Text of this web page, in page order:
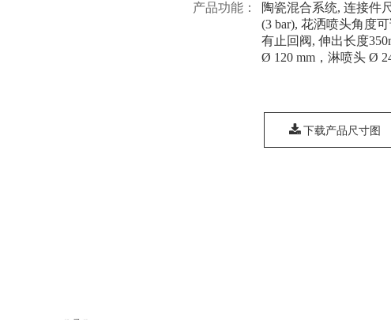
产品功能：
陶瓷混合系统, 连接件
(3 bar), 花洒喷头角度
有止回阀, 伸出长度
Ø 120 mm，淋喷头 Ø
下载产品尺寸图